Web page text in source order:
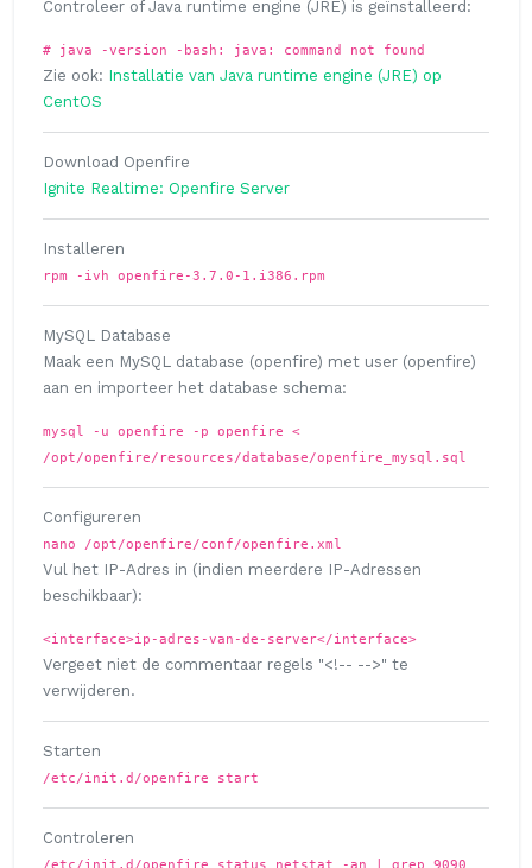
Controleer of Java runtime engine (JRE) is geïnstalleerd:
# java -version -bash: java: command not found
Zie ook: Installatie van Java runtime engine (JRE) op
CentOS
Download Openfire
Ignite Realtime: Openfire Server
Installeren
rpm -ivh openfire-3.7.0-1.i386.rpm
MySQL Database
Maak een MySQL database (openfire) met user (openfire)
aan en importeer het database schema:
mysql -u openfire -p openfire <
/opt/openfire/resources/database/openfire_mysql.sql
Configureren
nano /opt/openfire/conf/openfire.xml
Vul het IP-Adres in (indien meerdere IP-Adressen
beschikbaar):
<interface>ip-adres-van-de-server</interface>
Vergeet niet de commentaar regels "<!-- -->" te
verwijderen.
Starten
/etc/init.d/openfire start
Controleren